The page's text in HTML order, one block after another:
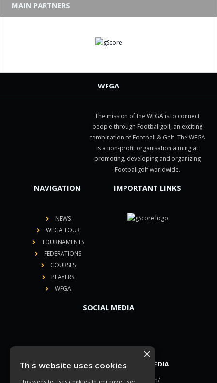
MAIN PARTNERS
WFGA
The mission of the WFGA is to connect
people through Footballgolf, an exciting
combination of Football & Golf. The WFGA
is a non-profit organisation aiming at
promoting, developing and organizing
Footballgolf worldwide.
NAVIGATION
NEWS
WFGA TOUR
TOURNAMENTS
FEDERATIONS
COURSES
PLAYERS
WFGA
IMPORTANT LINKS
SOCIAL MEDIA
YOU CAN FIND US ON SOCIAL MEDIA
×
This website uses cookies
This website uses cookies to improve user